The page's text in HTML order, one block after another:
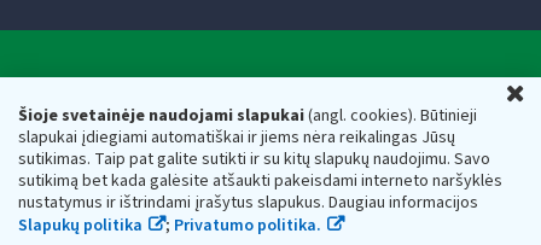
Šioje svetainėje naudojami slapukai(angl. cookies). Būtinieji
slapukai įdiegiami automatiškai ir jiems nėra reikalingas Jūsų
sutikimas. Taip pat galite sutikti ir su kitų slapukų naudojimu. Savo
sutikimą bet kada galėsite atšaukti pakeisdami interneto naršyklės
nustatymus ir ištrindami įrašytus slapukus. Daugiau informacijos
Slapukų politika
; Privatumo politika.
Respublikos finansų ministerijos
Biudžetinė įstaiga. Juridinio asmens kodas — 188659752,
adresas: Vasario 16-osios g. 14, 01107 Vilnius, Lietuva, el.paštas:
vmi@vmi.lt, E. pristatymo dėžutės adresas 188659752
Duomenys apie Valstybinę mokesčių inspekciją prie Lietuvos
Respublikos finansų ministerijos kaupiami ir saugomi Juridinių